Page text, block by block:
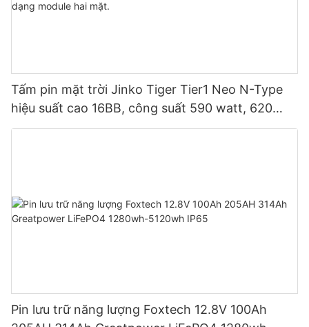
Tấm pin mặt trời Jinko Tiger Tier1 Neo N-Type
hiệu suất cao 16BB, công suất 590 watt, 620
watt, 630 watt, 650 watt, dạng module hai mặt.
Pin lưu trữ năng lượng Foxtech 12.8V 100Ah